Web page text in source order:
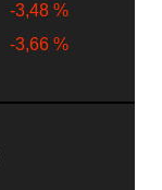
-3,48 %
-3,66 %